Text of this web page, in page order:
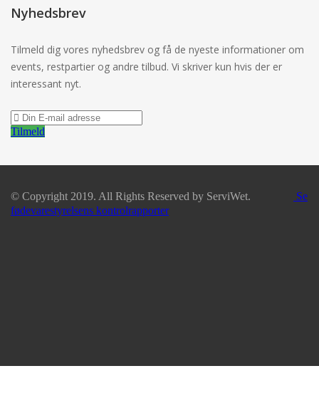
Nyhedsbrev
Tilmeld dig vores nyhedsbrev og få de nyeste informationer om
events, restpartier og andre tilbud. Vi skriver kun hvis der er
interessant nyt.
Tilmeld
© Copyright 2019. All Rights Reserved by ServiWet.
Se
fødevarestyrelsens kontrolrapporter